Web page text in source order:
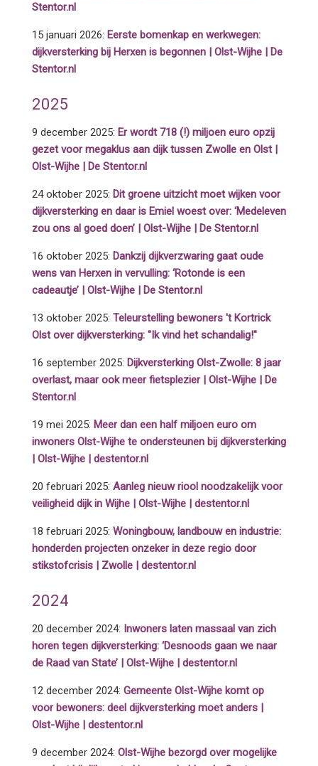
Stentor.nl
15 januari 2026: Eerste bomenkap en werkwegen:
dijkversterking bij Herxen is begonnen | Olst-Wijhe | De
Stentor.nl
2025
9 december 2025: Er wordt 718 (!) miljoen euro opzij
gezet voor megaklus aan dijk tussen Zwolle en Olst |
Olst-Wijhe | De Stentor.nl
24 oktober 2025: Dit groene uitzicht moet wijken voor
dijkversterking en daar is Emiel woest over: ‘Medeleven
zou ons al goed doen’ | Olst-Wijhe | De Stentor.nl
16 oktober 2025: Dankzij dijkverzwaring gaat oude
wens van Herxen in vervulling: ‘Rotonde is een
cadeautje’ | Olst-Wijhe | De Stentor.nl
13 oktober 2025: Teleurstelling bewoners 't Kortrick
Olst over dijkversterking: "Ik vind het schandalig!"
16 september 2025: Dijkversterking Olst-Zwolle: 8 jaar
overlast, maar ook meer fietsplezier | Olst-Wijhe | De
Stentor.nl
19 mei 2025: Meer dan een half miljoen euro om
inwoners Olst-Wijhe te ondersteunen bij dijkversterking
| Olst-Wijhe | destentor.nl
20 februari 2025: Aanleg nieuw riool noodzakelijk voor
veiligheid dijk in Wijhe | Olst-Wijhe | destentor.nl
18 februari 2025: Woningbouw, landbouw en industrie:
honderden projecten onzeker in deze regio door
stikstofcrisis | Zwolle | destentor.nl
2024
20 december 2024: Inwoners laten massaal van zich
horen tegen dijkversterking: ‘Desnoods gaan we naar
de Raad van State’ | Olst-Wijhe | destentor.nl
12 december 2024: Gemeente Olst-Wijhe komt op
voor bewoners: deel dijkversterking moet anders |
Olst-Wijhe | destentor.nl
9 december 2024: Olst-Wijhe bezorgd over mogelijke